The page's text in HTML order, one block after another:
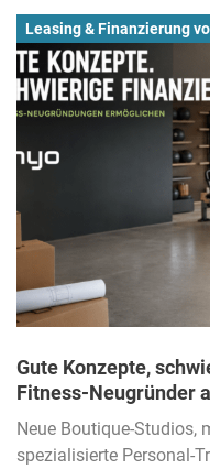
Leasing & Finanzierung
Gute Konzepte,
Fitness-Neugründer
Neue Boutique-Studios,
spezialisierte Personal-